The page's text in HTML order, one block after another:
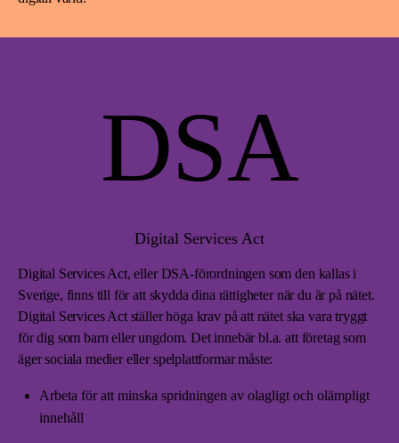
Digital Services Act, eller DSA-förordningen som den kallas i
Sverige, finns till för att skydda dina rättigheter när du är på nätet.
Digital Services Act ställer höga krav på att nätet ska vara tryggt
för dig som barn eller ungdom. Det innebär bl.a. att företag som
äger sociala medier eller spelplattformar måste:
Arbeta för att minska spridningen av olagligt och olämpligt
innehåll
DSA
Digital Services Act